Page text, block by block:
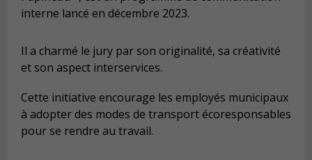
interne lancé en décembre 2023.
Il a charmé le jury par son originalité, sa créativité
et son aspect interservices.
Cette initiative encourage les employés municipaux
à adopter des modes de transport écoresponsables
pour se rendre au travail.